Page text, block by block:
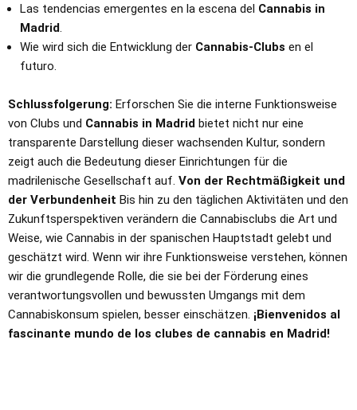
Las tendencias emergentes en la escena del Cannabis in
Madrid
Wie wird sich die Entwicklung der Cannabis-Clubs en el
futuro.
Schlussfolgerung: Erforschen Sie die interne Funktionsweise
von Clubs und Cannabis in Madrid bietet nicht nur eine
transparente Darstellung dieser wachsenden Kultur, sondern
zeigt auch die Bedeutung dieser Einrichtungen für die
madrilenische Gesellschaft auf. Von der Rechtmäßigkeit und
der Verbundenheit Bis hin zu den täglichen Aktivitäten und den
Zukunftsperspektiven verändern die Cannabisclubs die Art und
Weise, wie Cannabis in der spanischen Hauptstadt gelebt und
geschätzt wird. Wenn wir ihre Funktionsweise verstehen, können
wir die grundlegende Rolle, die sie bei der Förderung eines
verantwortungsvollen und bewussten Umgangs mit dem
Cannabiskonsum spielen, besser einschätzen. ¡Bienvenidos al
fascinante mundo de los clubes de cannabis en Madrid!